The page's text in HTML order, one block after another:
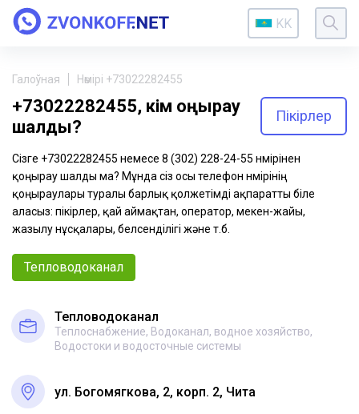
KK
Галоўная Нөмірі +73022282455
+73022282455, кім қоңырау
шалды?
Пікірлер
Сізге +73022282455 немесе 8 (302) 228-24-55 нөмірінен
қоңырау шалды ма? Мұнда сіз осы телефон нөмірінің
қоңыраулары туралы барлық қолжетімді ақпаратты біле
аласыз: пікірлер, қай аймақтан, оператор, мекен-жайы,
жазылу нұсқалары, белсенділігі және т.б.
Тепловодоканал
Тепловодоканал
Теплоснабжение, Водоканал, водное хозяйство,
Водостоки и водосточные системы
ул. Богомягкова, 2, корп. 2, Чита